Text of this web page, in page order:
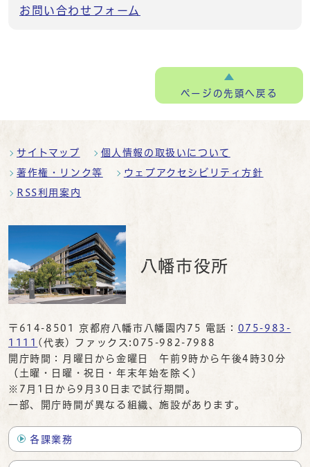
お問い合わせフォーム
ページの先頭へ戻る
サイトマップ 個人情報の取扱いについて
著作権・リンク等 ウェブアクセシビリティ方針
RSS利用案内
八幡市役所
〒614-8501 京都府八幡市八幡園内75 電話： 075-983-
1111 (代表) ファックス:075-982-7988
開庁時間：月曜日から金曜日 午前9時から午後4時30分
（土曜・日曜・祝日・年末年始を除く）
※7月1日から9月30日まで試行期間。
一部、開庁時間が異なる組織、施設があります。
各課業務